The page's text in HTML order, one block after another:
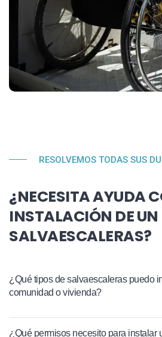
RESOLVEMOS TODAS SUS
¿NECESITA AYUDA
INSTALACIÓN DE UN
SALVAESCALERAS?
¿Qué tipos de salvaescaleras puedo
comunidad o vivienda?
¿Qué permisos necesito para instalar